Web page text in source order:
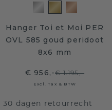
Hanger Toi et Moi PER
OVL 585 goud peridoot
8x6 mm
€ 956,-€ 1.195,-
Excl. Tax & BTW
30 dagen retourrecht